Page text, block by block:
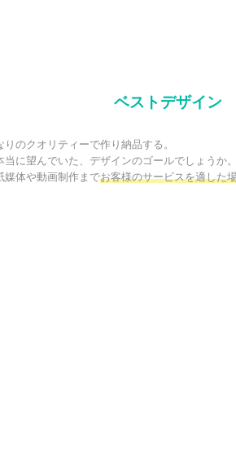
ベストデザイン
のクオリティーで作り納品する。
当に望んでいた、デザインのゴールでしょうか
媒体や動画制作までお客様のサービスを適した